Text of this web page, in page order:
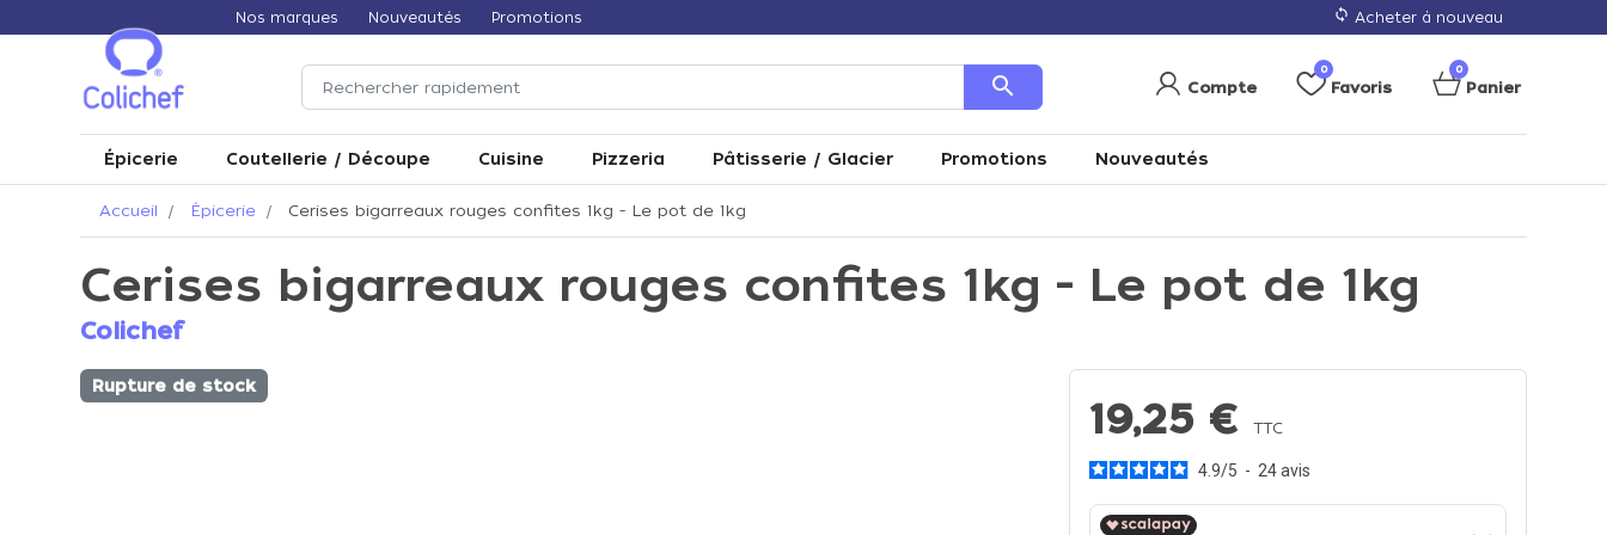
Nos marques Nouveautés Promotions loop Acheter à nouveau
search Compte
0
Favoris
0
Panier
Épicerie Coutellerie / Découpe Cuisine Pizzeria Pâtisserie / Glacier Promotions Nouveautés
Accueil Épicerie Cerises bigarreaux rouges confites 1kg - Le pot de 1kg
Cerises bigarreaux rouges confites 1kg - Le pot de 1kg
Colichef
Rupture de stock
19,25 € TTC
4.9/5 - 24avis